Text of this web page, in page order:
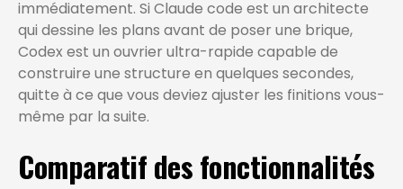
immédiatement. Si Claude code est un architecte
qui dessine les plans avant de poser une brique,
Codex est un ouvrier ultra-rapide capable de
construire une structure en quelques secondes,
quitte à ce que vous deviez ajuster les finitions vous-
même par la suite.
Comparatif des fonctionnalités